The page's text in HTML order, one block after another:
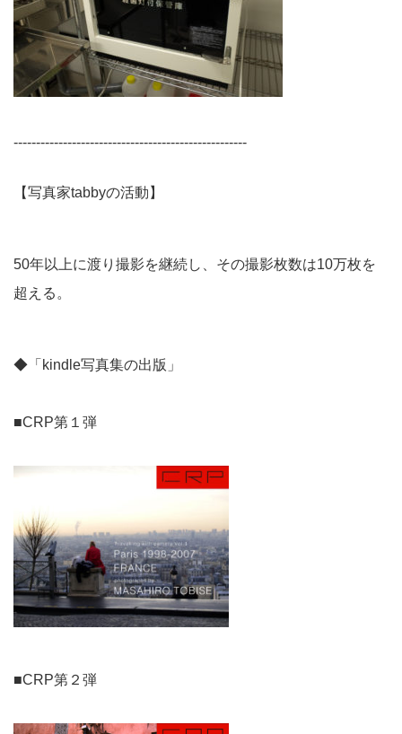
----------------------------------------------------
【写真家tabbyの活動】
50年以上に渡り撮影を継続し、その撮影枚数は10万枚を
超える。
◆「kindle写真集の出版」
■CRP第１弾
■CRP第２弾